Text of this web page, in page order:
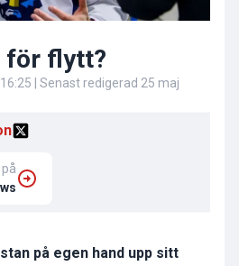
för flytt?
| Senast redigerad 25 maj
på egen hand upp sitt